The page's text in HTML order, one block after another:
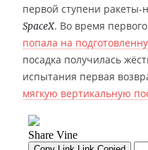
первой ступени ракеты-
SpaceX. Во время
попала на
посадка получилась
испытания первая
мягкую вертикальную